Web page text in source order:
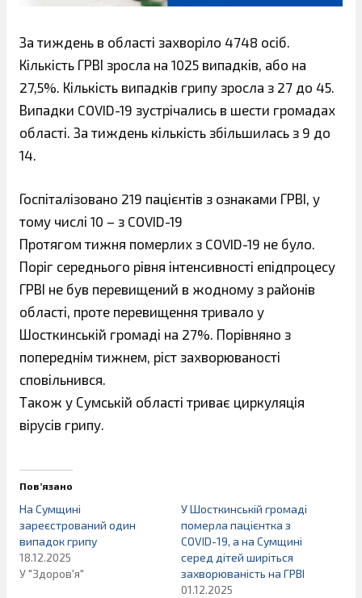
За тиждень в області захворіло 4748 осіб.
Кількість ГРВІ зросла на 1025 випадків, або на
27,5%. Кількість випадків грипу зросла з 27 до 45.
Випадки COVID-19 зустрічались в шести громадах
області. За тиждень кількість збільшилась з 9 до
14.
Госпіталізовано 219 пацієнтів з ознаками ГРВІ, у
тому числі 10 – з COVID-19
Протягом тижня померлих з COVID-19 не було.
Поріг середнього рівня інтенсивності епідпроцесу
ГРВІ не був перевищений в жодному з районів
області, проте перевищення тривало у
Шосткинській громаді на 27%. Порівняно з
попереднім тижнем, ріст захворюваності
сповільнився.
Також у Сумській області триває циркуляція
вірусів грипу.
Пов’язано
На Сумщині
зареєстрований один
випадок грипу
18.12.2025
У "Здоров'я"
У Шосткинській громаді
померла пацієнтка з
COVID-19, а на Сумщині
серед дітей ширіться
захворюваність на ГРВІ
01.12.2025